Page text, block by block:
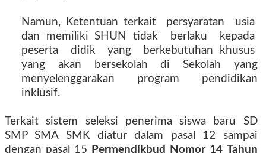
Namun, Ketentuan terkait persyaratan
usia
dan memiliki SHUN tidak
berlaku
kepada
peserta
didik yang
berkebutuhan khusus
yang
akan bersekolah di Sekolah
yang
menyelenggarakan program pendidikan
inklusif.
Terkait sistem seleksi penerima siswa baru SD
SMP SMA SMK diatur dalam pasal 12 sampai
dengan pasal 15
Permendikbud Nomor 14 Tahun